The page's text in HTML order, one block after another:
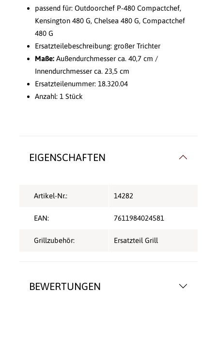
passend für: Outdoorchef P-480 Compactchef,
Kensington 480 G, Chelsea 480 G, Compactchef
480 G
Ersatzteilebeschreibung: großer Trichter
Maße: Außendurchmesser ca. 40,7 cm /
Innendurchmesser ca. 23,5 cm
Ersatzteilenummer: 18.320.04
Anzahl: 1 Stück
BEWERTUNGEN
EIGENSCHAFTEN
Artikel-Nr.: 14282
EAN: 7611984024581
Grillzubehör: Ersatzteil Grill